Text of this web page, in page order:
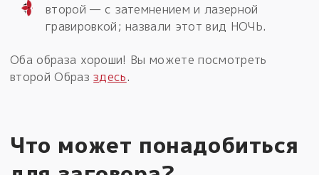
второй — с затемнением и лазерной
гравировкой; назвали этот вид НОЧЬ.
Оба образа хороши! Вы можете посмотреть
второй Образздесь.
Что может понадобиться